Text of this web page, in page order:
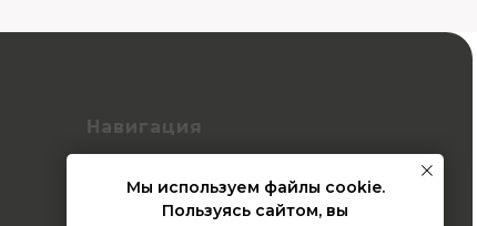
Мы используем файлы cookie.
Пользуясь сайтом, вы
Навигация
О нас